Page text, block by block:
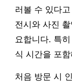
러볼 수 있다
전시와 사진
요합니다. 특
식 시간을 포
처음 방문 시